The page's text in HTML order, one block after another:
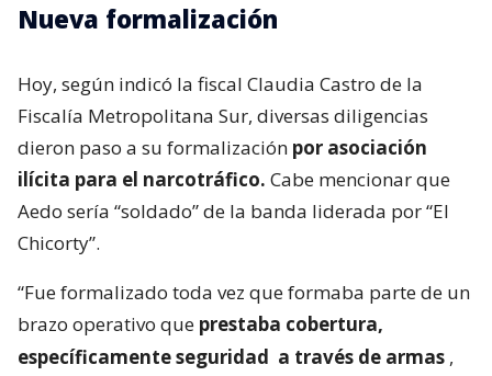
Nueva formalización
Hoy, según indicó la fiscal Claudia Castro de la
Fiscalía Metropolitana Sur, diversas diligencias
dieron paso a su formalización por asociación
ilícita para el narcotráfico. Cabe mencionar que
Aedo sería “soldado” de la banda liderada por “El
Chicorty”.
“Fue formalizado toda vez que formaba parte de un
brazo operativo que prestaba cobertura,
específicamente seguridad a través de armas ,